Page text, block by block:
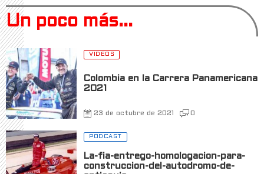
Un poco más...
VIDEOS
Colombia en la Carrera Panamericana
2021
23 de octubre de 2021 0
PODCAST
La-fia-entrego-homologacion-para-
construccion-del-autodromo-de-